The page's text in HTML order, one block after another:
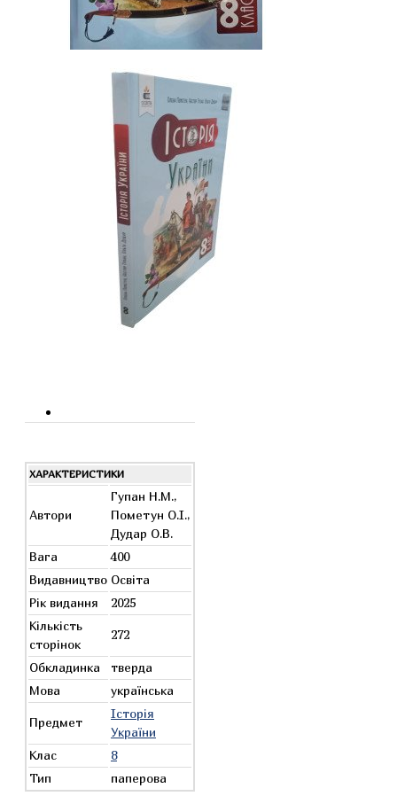
ХАРАКТЕРИСТИКИ
Автори
Гупан Н.М.,
Пометун О.І.,
Дудар О.В.
Вага
400
Видавництво Освіта
Рік видання
2025
Кількість
сторінок
272
Обкладинка
тверда
Мова
українська
Предмет
Історія
України
Клас
8
Тип
паперова